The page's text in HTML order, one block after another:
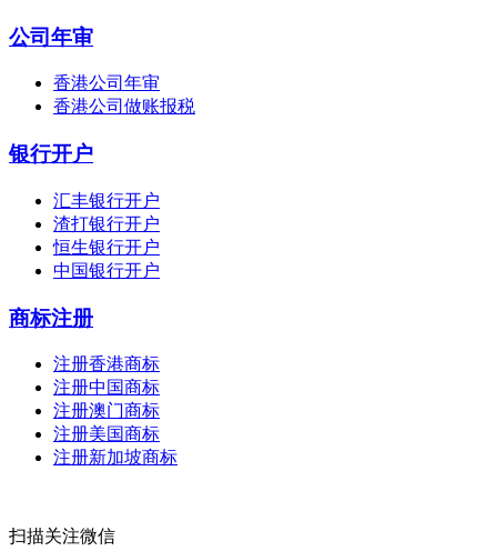
公司年审
香港公司年审
香港公司做账报税
银行开户
汇丰银行开户
渣打银行开户
恒生银行开户
中国银行开户
商标注册
注册香港商标
注册中国商标
注册澳门商标
注册美国商标
注册新加坡商标
扫描关注微信